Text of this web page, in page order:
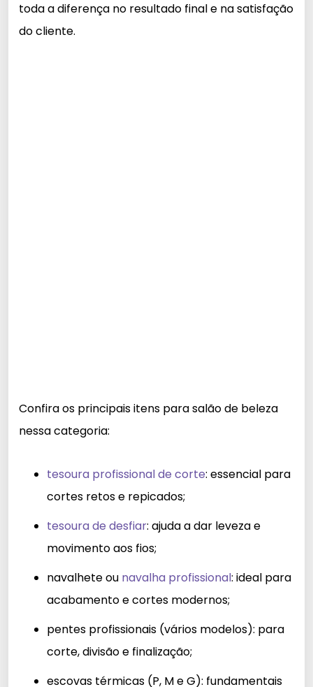
toda a diferença no resultado final e na satisfação
do cliente.
Confira os principais itens para salão de beleza
nessa categoria:
tesoura profissional de corte: essencial para
cortes retos e repicados;
tesoura de desfiar: ajuda a dar leveza e
movimento aos fios;
navalhete ou navalha profissional: ideal para
acabamento e cortes modernos;
pentes profissionais (vários modelos): para
corte, divisão e finalização;
escovas térmicas (P, M e G): fundamentais